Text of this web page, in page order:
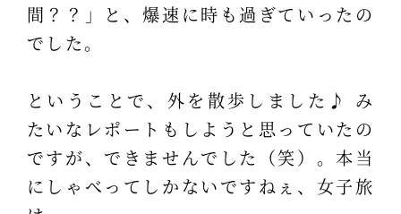
間？？」と、爆速に時も過ぎていったの
でした。
ということで、外を散歩しました♪ み
たいなレポートもしようと思っていたの
ですが、できませんでした（笑）。本当
にしゃべってしかないですねぇ、女子旅